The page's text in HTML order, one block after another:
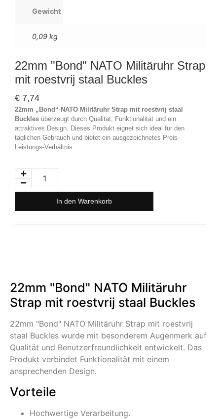
Gewicht
0,09 kg
22mm "Bond" NATO Militäruhr Strap
mit roestvrij staal Buckles
€ 7,74
22mm „Bond“ NATO Militäruhr Strap mit roestvrij staal
Buckles überzeugt durch Qualität, Funktionalität und ein
attraktives Design. Dieses Produkt eignet sich ideal für den
täglichen Gebrauch und bietet ein ausgezeichnetes Preis-
Leistungs-Verhältnis.
In den Warenkorb
22mm "Bond" NATO Militäruhr
Strap mit roestvrij staal Buckles
22mm "Bond" NATO Militäruhr Strap mit roestvrij
staal Buckles wurde mit besonderem Augenmerk auf
Qualität und Benutzerfreundlichkeit entwickelt. Das
Produkt verbindet Funktionalität mit einem
ansprechenden Design.
Vorteile
Hochwertige Verarbeitung.